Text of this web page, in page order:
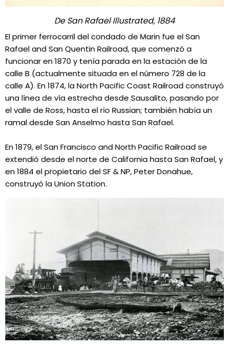
De San Rafael Illustrated, 1884
El primer ferrocarril del condado de Marin fue el San
Rafael and San Quentin Railroad, que comenzó a
funcionar en 1870 y tenía parada en la estación de la
calle B (actualmente situada en el número 728 de la
calle A). En 1874, la North Pacific Coast Railroad construyó
una línea de vía estrecha desde Sausalito, pasando por
el valle de Ross, hasta el río Russian; también había un
ramal desde San Anselmo hasta San Rafael.
En 1879, el San Francisco and North Pacific Railroad se
extendió desde el norte de California hasta San Rafael, y
en 1884 el propietario del SF & NP, Peter Donahue,
construyó la Union Station.